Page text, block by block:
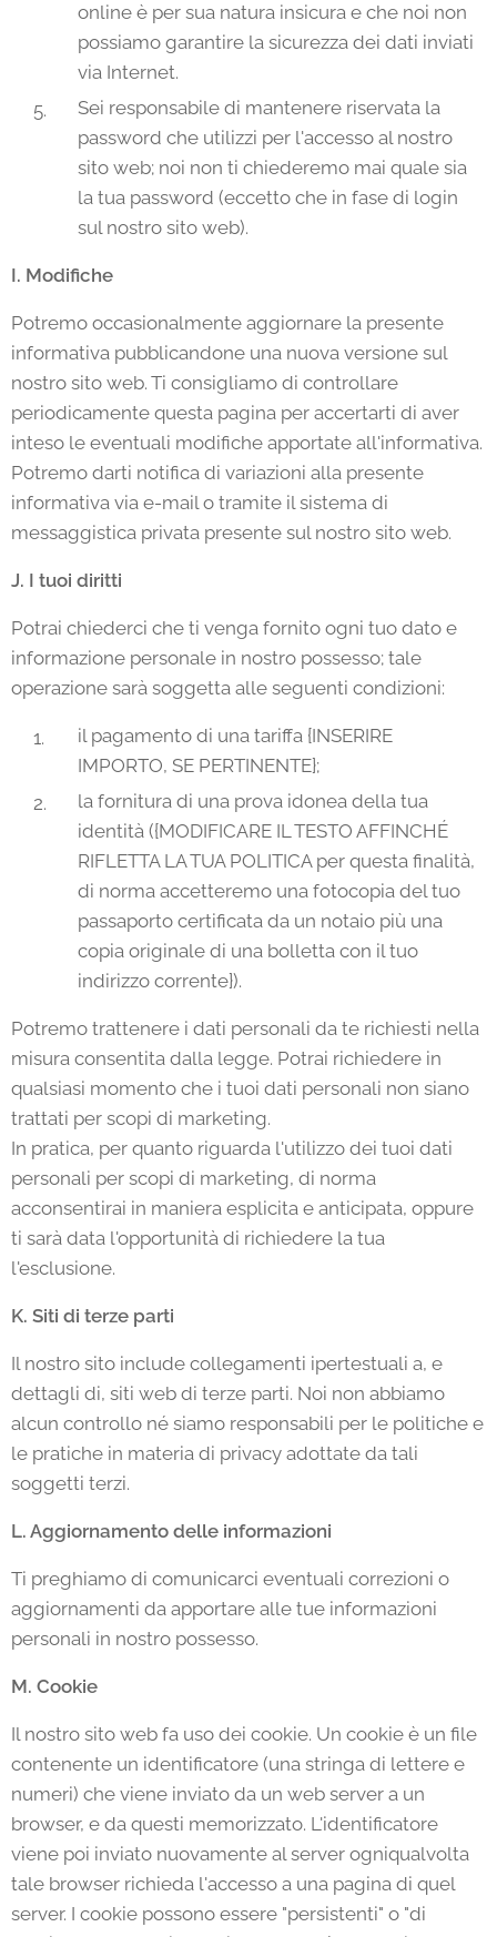
online è per sua natura insicura e che noi non
possiamo garantire la sicurezza dei dati inviati
via Internet.
Sei responsabile di mantenere riservata la
password che utilizzi per l'accesso al nostro
sito web; noi non ti chiederemo mai quale sia
la tua password (eccetto che in fase di login
sul nostro sito web).
I. Modifiche
Potremo occasionalmente aggiornare la presente
informativa pubblicandone una nuova versione sul
nostro sito web. Ti consigliamo di controllare
periodicamente questa pagina per accertarti di aver
inteso le eventuali modifiche apportate all'informativa.
Potremo darti notifica di variazioni alla presente
informativa via e-mail o tramite il sistema di
messaggistica privata presente sul nostro sito web.
J. I tuoi diritti
Potrai chiederci che ti venga fornito ogni tuo dato e
informazione personale in nostro possesso; tale
operazione sarà soggetta alle seguenti condizioni:
il pagamento di una tariffa {INSERIRE
IMPORTO, SE PERTINENTE};
la fornitura di una prova idonea della tua
identità ({MODIFICARE IL TESTO AFFINCHÉ
RIFLETTA LA TUA POLITICA per questa finalità,
di norma accetteremo una fotocopia del tuo
passaporto certificata da un notaio più una
copia originale di una bolletta con il tuo
indirizzo corrente}).
Potremo trattenere i dati personali da te richiesti nella
misura consentita dalla legge. Potrai richiedere in
qualsiasi momento che i tuoi dati personali non siano
trattati per scopi di marketing.
In pratica, per quanto riguarda l'utilizzo dei tuoi dati
personali per scopi di marketing, di norma
acconsentirai in maniera esplicita e anticipata, oppure
ti sarà data l'opportunità di richiedere la tua
l'esclusione.
K. Siti di terze parti
Il nostro sito include collegamenti ipertestuali a, e
dettagli di, siti web di terze parti. Noi non abbiamo
alcun controllo né siamo responsabili per le politiche e
le pratiche in materia di privacy adottate da tali
soggetti terzi.
L. Aggiornamento delle informazioni
Ti preghiamo di comunicarci eventuali correzioni o
aggiornamenti da apportare alle tue informazioni
personali in nostro possesso.
M. Cookie
Il nostro sito web fa uso dei cookie. Un cookie è un file
contenente un identificatore (una stringa di lettere e
numeri) che viene inviato da un web server a un
browser, e da questi memorizzato. L'identificatore
viene poi inviato nuovamente al server ogniqualvolta
tale browser richieda l'accesso a una pagina di quel
server. I cookie possono essere "persistenti" o "di